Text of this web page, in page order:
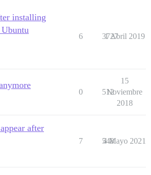
installing
6 3727
1 Abril 2019
0 512
15
Noviembre
2018
after
7 548
4 Mayo 2021